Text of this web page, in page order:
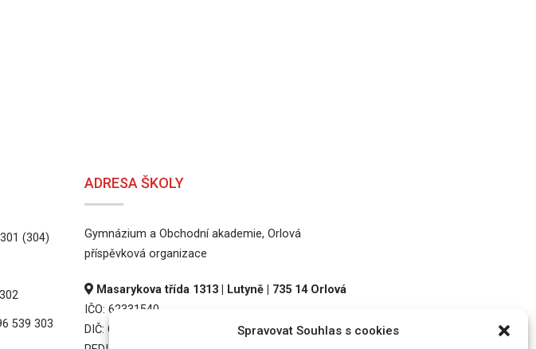
Spravovat Souhlas s cookies
(304)
539 303
ADRESA ŠKOLY
Gymnázium a Obchodní akademie, Orlová
příspěvková organizace
Masarykova třída 1313 | Lutyně | 735 14 Orlová
IČO: 62331540
DIČ: CZ62331540